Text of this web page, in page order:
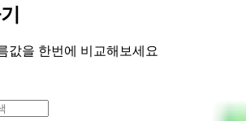
값을 한번에 비교해보세요